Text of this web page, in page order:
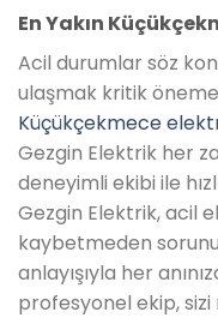
En Yakın
Acil durumlar söz
ulaşmak kritik
Küçükçekmece
Gezgin Elektrik her
deneyimli ekibi ile
Gezgin Elektrik, acil
kaybetmeden
anlayışıyla her
profesyonel ekip,